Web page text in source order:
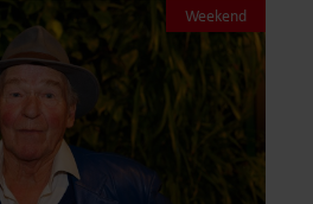
Weekend